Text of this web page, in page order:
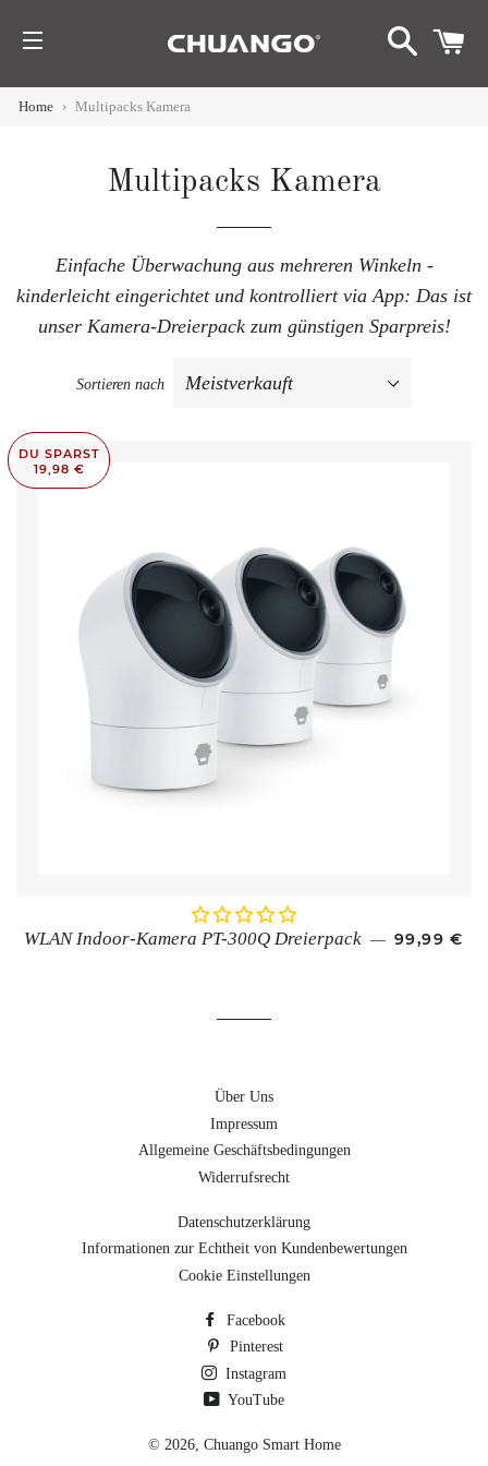
SUCHE
Home › Multipacks Kamera
Multipacks Kamera
Einfache Überwachung aus mehreren Winkeln -
kinderleicht eingerichtet und kontrolliert via App: Das ist
unser Kamera-Dreierpack zum günstigen Sparpreis!
Sortieren nach
DU SPARST
19,98 €
WLAN Indoor-Kamera PT-300Q Dreierpack — 99,99 €
Über Uns
Impressum
Allgemeine Geschäftsbedingungen
Widerrufsrecht
Datenschutzerklärung
Informationen zur Echtheit von Kundenbewertungen
Cookie Einstellungen
Facebook
Pinterest
Instagram
YouTube
© 2026, Chuango Smart Home